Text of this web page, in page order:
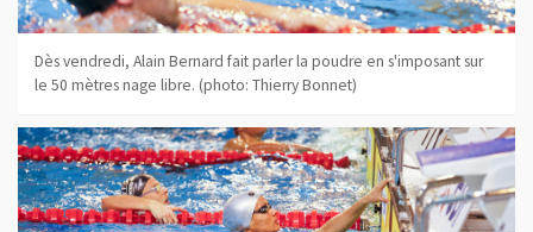
Dès vendredi, Alain Bernard fait parler la poudre en s'imposant sur
le 50 mètres nage libre. (photo: Thierry Bonnet)